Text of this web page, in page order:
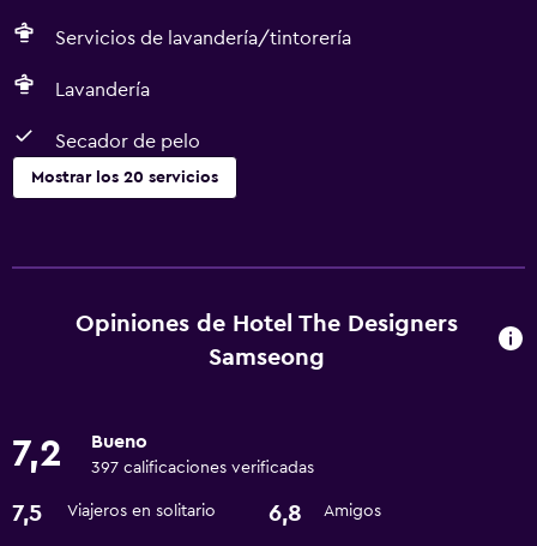
Servicios de lavandería/tintorería
Lavandería
Secador de pelo
Mostrar los 20 servicios
Servicio de habitaciones
Centro de negocios
Habitaciones para no fumadores disponibles
Opiniones de Hotel The Designers
Samseong
7,2 Bueno
397 calificaciones verificadas
7,5 Viajeros en solitario 6,8 Amigos